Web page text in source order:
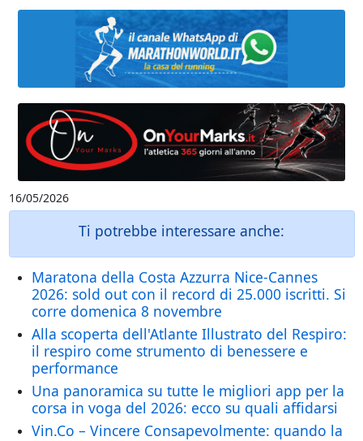
16/05/2026
Ti potrebbe interessare anche:
Maratona della Costa Azzurra Nice-Cannes
2026: sold out con il record di 25.000 iscritti. Si
corre domenica 8 novembre
Alla scoperta dell'Atlante Illustrato del Respiro:
il respiro come strumento di benessere e
performance
Una panoramica su tutte le migliori app per la
corsa in voga del 2026: ecco su quali affidarsi
Vin.Co – Vincere Consapevolmente: quando la